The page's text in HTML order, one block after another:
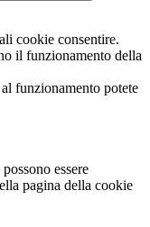
cookie consentire.
il funzionamento della
funzionamento potete
essere
pagina della cookie